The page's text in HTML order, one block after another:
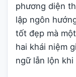
phương diện
lập ngôn
tốt đẹp mà
hai khái niệm
ngữ lẫn lộn